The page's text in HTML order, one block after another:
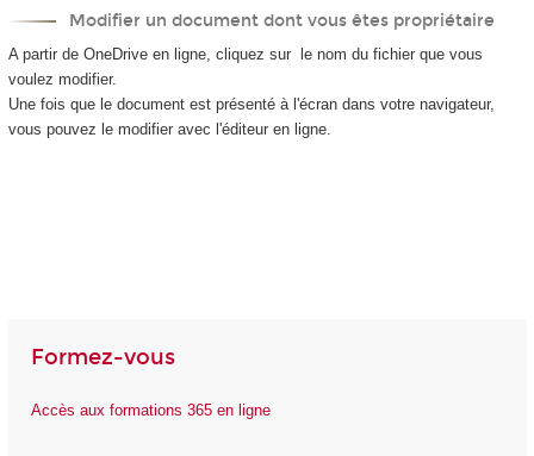
Modifier un document dont vous êtes propriétaire
A partir de OneDrive en ligne, cliquez sur le nom du fichier que vous
voulez modifier.
Une fois que le document est présenté à l'écran dans votre navigateur,
vous pouvez le modifier avec l'éditeur en ligne.
Formez-vous
Accès aux formations 365 en ligne